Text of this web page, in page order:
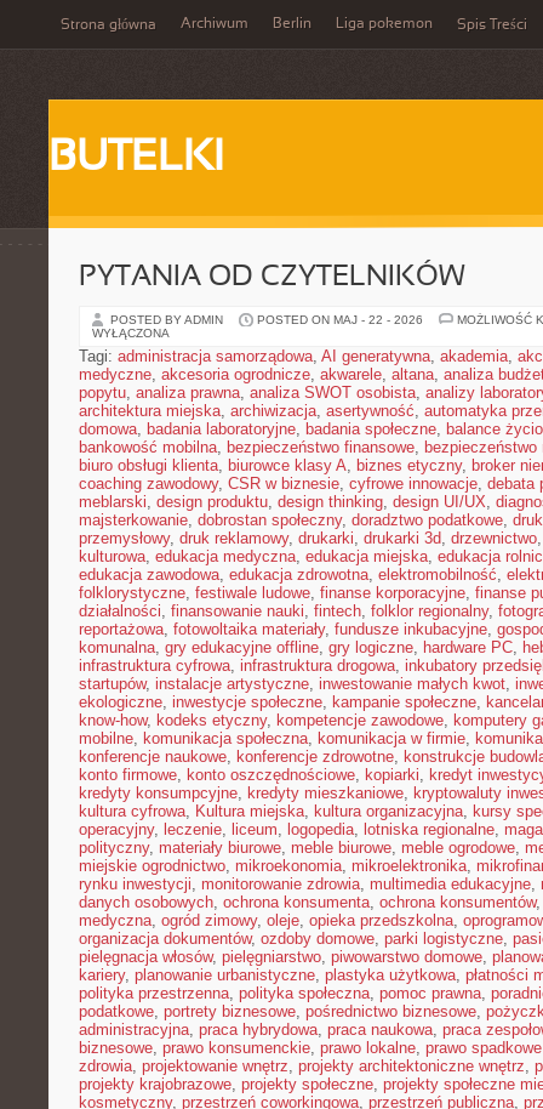
Strona główna Archiwum Berlin Liga pokemon Spis Treści
BUTELKI
PYTANIA OD CZYTELNIKÓW
POSTED BY ADMIN POSTED ON MAJ - 22 - 2026
MOŻLIWOŚĆ
WYŁĄCZONA
Tagi: administracja samorządowa, AI generatywna, akademia,
medyczne, akcesoria ogrodnicze, akwarele, altana, analiza
popytu, analiza prawna, analiza SWOT osobista, analizy
architektura miejska, archiwizacja, asertywność, automatyka
domowa, badania laboratoryjne, badania społeczne, balance
bankowość mobilna, bezpieczeństwo finansowe, bezpieczeństwo
biuro obsługi klienta, biurowce klasy A, biznes etyczny, broker
coaching zawodowy, CSR w biznesie, cyfrowe innowacje, debata
meblarski, design produktu, design thinking, design UI/UX,
majsterkowanie, dobrostan społeczny, doradztwo podatkowe,
przemysłowy, druk reklamowy, drukarki, drukarki 3d, drzewnictwo
kulturowa, edukacja medyczna, edukacja miejska, edukacja
edukacja zawodowa, edukacja zdrowotna, elektromobilność,
folklorystyczne, festiwale ludowe, finanse korporacyjne, finanse
działalności, finansowanie nauki, fintech, folklor regionalny,
reportażowa, fotowoltaika materiały, fundusze inkubacyjne,
komunalna, gry edukacyjne offline, gry logiczne, hardware PC,
infrastruktura cyfrowa, infrastruktura drogowa, inkubatory
startupów, instalacje artystyczne, inwestowanie małych kwot,
ekologiczne, inwestycje społeczne, kampanie społeczne,
know-how, kodeks etyczny, kompetencje zawodowe, komputery
mobilne, komunikacja społeczna, komunikacja w firmie,
konferencje naukowe, konferencje zdrowotne, konstrukcje
konto firmowe, konto oszczędnościowe, kopiarki, kredyt
kredyty konsumpcyjne, kredyty mieszkaniowe, kryptowaluty
kultura cyfrowa, Kultura miejska, kultura organizacyjna, kursy
operacyjny, leczenie, liceum, logopedia, lotniska regionalne,
polityczny, materiały biurowe, meble biurowe, meble ogrodowe,
miejskie ogrodnictwo, mikroekonomia, mikroelektronika,
rynku inwestycji, monitorowanie zdrowia, multimedia edukacyjne,
danych osobowych, ochrona konsumenta, ochrona konsumentów
medyczna, ogród zimowy, oleje, opieka przedszkolna,
organizacja dokumentów, ozdoby domowe, parki logistyczne,
pielęgnacja włosów, pielęgniarstwo, piwowarstwo domowe,
kariery, planowanie urbanistyczne, plastyka użytkowa, płatności
polityka przestrzenna, polityka społeczna, pomoc prawna,
podatkowe, portrety biznesowe, pośrednictwo biznesowe,
administracyjna, praca hybrydowa, praca naukowa, praca
biznesowe, prawo konsumenckie, prawo lokalne, prawo spadkowe
zdrowia, projektowanie wnętrz, projekty architektoniczne wnętrz,
projekty krajobrazowe, projekty społeczne, projekty społeczne
kosmetyczny, przestrzeń coworkingowa, przestrzeń publiczna,